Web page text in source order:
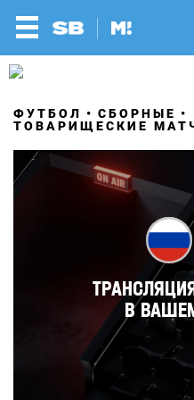
ФУТБОЛ
СБОРНЫЕ
ТОВАРИЩЕСКИЕ